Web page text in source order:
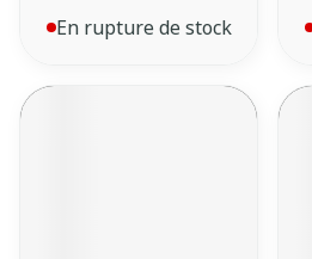
En rupture de stock